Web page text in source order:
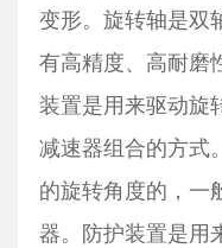
变形。旋转轴是双
有高精度、高耐磨
装置是用来驱动旋
减速器组合的方式
的旋转角度的，一
器。防护装置是用